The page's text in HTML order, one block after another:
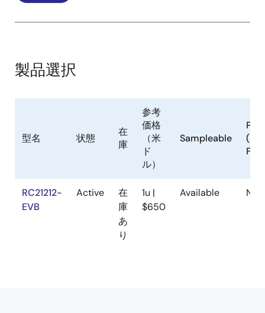
製品選択
型名 状態
在
庫
参考
価格
（米
ド
ル）
Sampleable
Pb
Free
RC21212-
EVB
Active
在
庫
あ
り
1u |
$650
Available No